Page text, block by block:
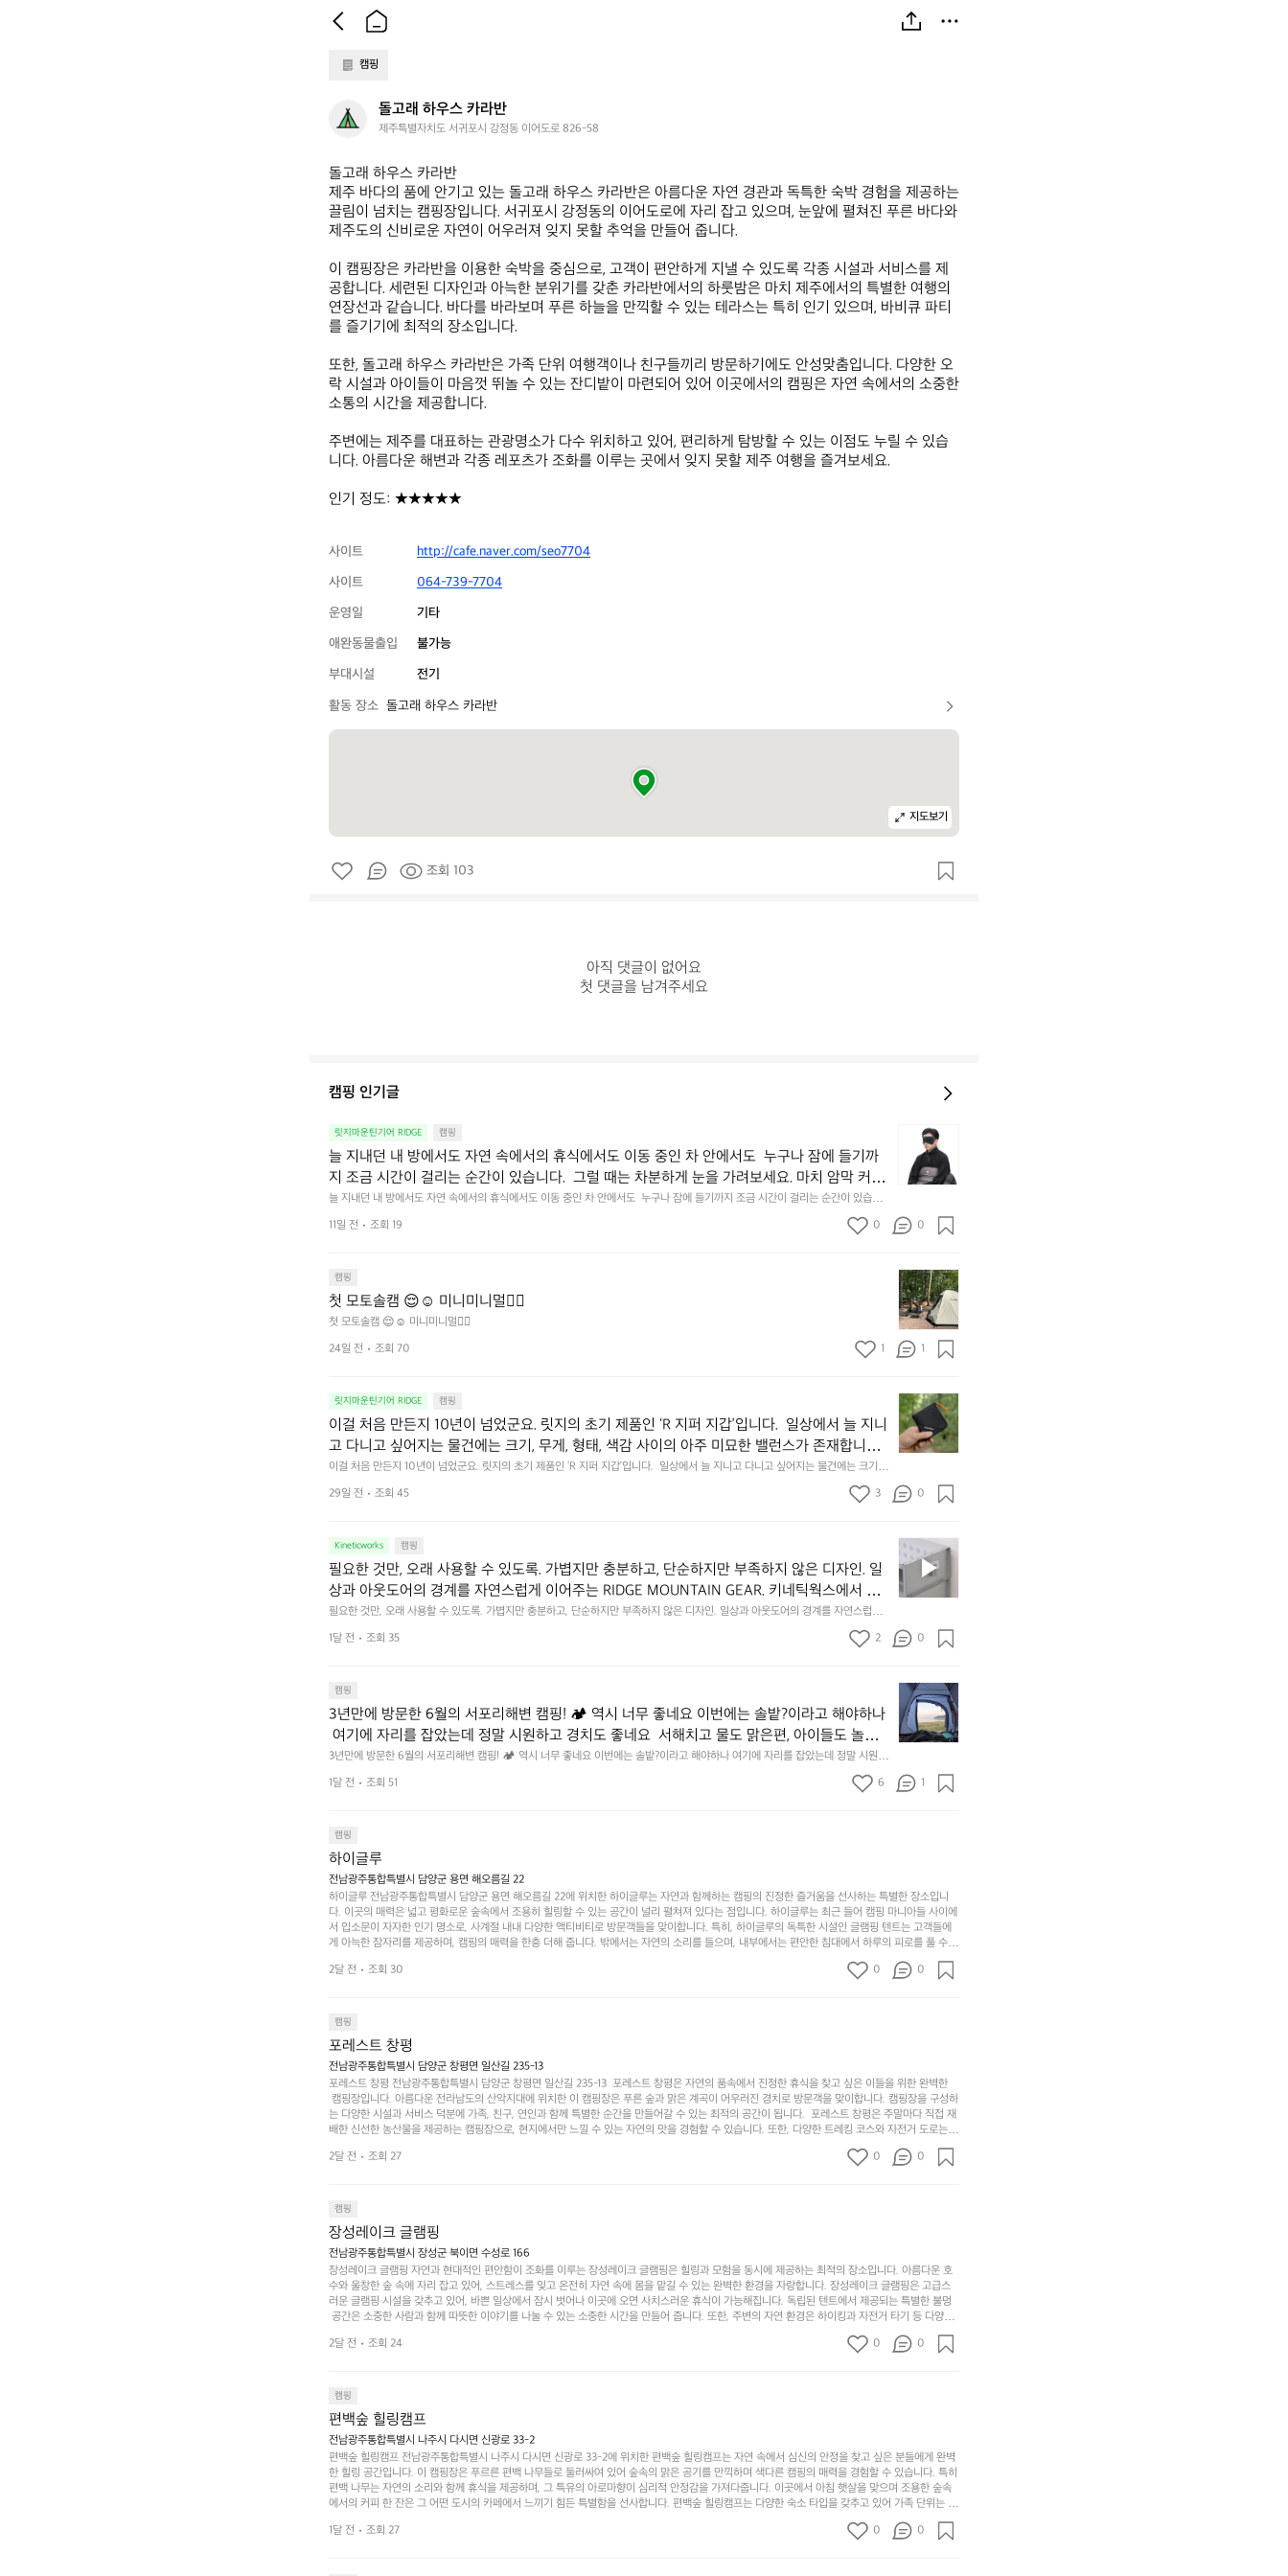
캠핑
고
하
우
스
카
라
돌고래 하우스 카라반
제주특별자치도 서귀포시 강정동 이어도로 826-58
돌고래 하우스 카라반
제주 바다의 품에 안기고 있는 돌고래 하우스 카라반은 아름다운 자연 경관과 독특한 숙박 경험을 제공하는
끌림이 넘치는 캠핑장입니다. 서귀포시 강정동의 이어도로에 자리 잡고 있으며, 눈앞에 펼쳐진 푸른 바다와
제주도의 신비로운 자연이 어우러져 잊지 못할 추억을 만들어 줍니다.
이 캠핑장은 카라반을 이용한 숙박을 중심으로, 고객이 편안하게 지낼 수 있도록 각종 시설과 서비스를 제
공합니다. 세련된 디자인과 아늑한 분위기를 갖춘 카라반에서의 하룻밤은 마치 제주에서의 특별한 여행의
연장선과 같습니다. 바다를 바라보며 푸른 하늘을 만끽할 수 있는 테라스는 특히 인기 있으며, 바비큐 파티
를 즐기기에 최적의 장소입니다.
또한, 돌고래 하우스 카라반은 가족 단위 여행객이나 친구들끼리 방문하기에도 안성맞춤입니다. 다양한 오
락 시설과 아이들이 마음껏 뛰놀 수 있는 잔디밭이 마련되어 있어 이곳에서의 캠핑은 자연 속에서의 소중한
소통의 시간을 제공합니다.
주변에는 제주를 대표하는 관광명소가 다수 위치하고 있어, 편리하게 탐방할 수 있는 이점도 누릴 수 있습
니다. 아름다운 해변과 각종 레포츠가 조화를 이루는 곳에서 잊지 못할 제주 여행을 즐겨보세요.
인기 정도: ★★★★★
사이트
http://cafe.naver.com/seo7704
사이트
064-739-7704
운영일
기타
애완동물출입
불가능
부대시설
전기
활동 장소 돌고래 하우스 카라반
지도보기
조회 103
아직 댓글이 없어요
첫 댓글을 남겨주세요
캠핑 인기글
릿지마운틴기어 RIDGE 캠핑
늘 지내던 내 방에서도 자연 속에서의 휴식에서도 이동 중인 차 안에서도  누구나 잠에 들기까
지 조금 시간이 걸리는 순간이 있습니다.  그럴 때는 차분하게 눈을 가려보세요. 마치 암막 커튼
을 조용히 내리듯이.  Polartec® Wind Pro™의 온기가 눈가를 포근히 감싸줍니다.  차가운 공기
를 차단하고, 얼굴에 밀착하여 빛을 막아줍니다.  이 슬립 웜을 쓰는 것만으로 그곳은 나만의 밤
늘 지내던 내 방에서도 자연 속에서의 휴식에서도 이동 중인 차 안에서도  누구나 잠에 들기까지 조금 시간이 걸리는 순간이 있습니
다.  그럴 때는 차분하게 눈을 가려보세요. 마치 암막 커튼을 조용히 내리듯이.  Polartec® Wind Pro™의 온기가 눈가를 포근히 감싸
줍니다.  차가운 공기를 차단하고, 얼굴에 밀착하여 빛을 막아줍니다.  이 슬립 웜을 쓰는 것만으로 그곳은 나만의 밤이 됩니다.  안녕
내
던
방
도
자
연
속
에
의
휴
식
에
도
이
중
인
차
안
서
도
구
나
잠
에
기
까
이
걸
리
는
순
다.
그
럴
때
는
차
을
가
려
보
세
요.
튼
을
조
용
히
11일 전 조회 19 0 0
캠핑
첫 모토솔캠 😌☺️ 미니미니멀👌🏼
첫 모토솔캠 😌☺️ 미니미니멀👌🏼
첫
모
토
솔
캠
☺️
미
니
미
멀
👌🏼
24일 전 조회 70 1 1
릿지마운틴기어 RIDGE 캠핑
이걸 처음 만든지 10년이 넘었군요. 릿지의 초기 제품인 ‘R 지퍼 지갑’입니다.  일상에서 늘 지니
고 다니고 싶어지는 물건에는 크기, 무게, 형태, 색감 사이의 아주 미묘한 밸런스가 존재합니다.
예를 들자면 일에 집중하느라 책상 위 가장자리에 대충 걸쳐 놓아도 시야에 걸리적거리지 않는
것. R 지퍼 지갑은 바로 그 위화감 없는 균형감에서 출발했습니다.  그중에서도 슬림함에 철저히
집착했습니다. 튼튼한 내구도와 넉넉한 수납력을 해치치 않는 선에서, 가장 가볍고 얇게 설계했
이걸 처음 만든지 10년이 넘었군요. 릿지의 초기 제품인 ‘R 지퍼 지갑’입니다.  일상에서 늘 지니고 다니고 싶어지는 물건에는 크기,
무게, 형태, 색감 사이의 아주 미묘한 밸런스가 존재합니다.  예를 들자면 일에 집중하느라 책상 위 가장자리에 대충 걸쳐 놓아도 시
야에 걸리적거리지 않는 것. R 지퍼 지갑은 바로 그 위화감 없는 균형감에서 출발했습니다.  그중에서도 슬림함에 철저히 집착했습니
이
걸
처
음
든
0
년
이
넘
군
지
의
초
기
품
갑’입
니
다.
일
상
에
고
다
니
고
싶
어
는
크
기,
무
게,
이
의
아
주
미
29일 전 조회 45 3 0
Kineticworks 캠핑
필요한 것만, 오래 사용할 수 있도록. 가볍지만 충분하고, 단순하지만 부족하지 않은 디자인. 일
상과 아웃도어의 경계를 자연스럽게 이어주는 RIDGE MOUNTAIN GEAR. 키네틱웍스에서 만
나보세요.
필요한 것만, 오래 사용할 수 있도록. 가볍지만 충분하고, 단순하지만 부족하지 않은 디자인. 일상과 아웃도어의 경계를 자연스럽게
필
요
한
것
오
용
할
수
있
록.
분
하
고,
단
순
하
하
지
않
은
디
자
웃
도
어
의
경
럽
게
이
어
주
1달 전 조회 35 2 0
캠핑
3년만에 방문한 6월의 서포리해변 캠핑! 🏕 역시 너무 좋네요 이번에는 솔밭?이라고 해야하나
여기에 자리를 잡았는데 정말 시원하고 경치도 좋네요  서해치고 물도 맑은편, 아이들도 놀기
좋고 1박 2일은 넘 짧게 느껴지네요  .1박 1동 1만원 (수금은 7시쯤, 동네에서 관리) .수금하면서
음식물.쓰레기봉투를 1개씩 나누어줌 .솔밭에 바로 화장실있음 .5분거리 cu .2분거리 음식점
항구에서부터 해변까지 버스도 다니네요 ㅎㅎㅎ 아이들 엄청 좋아하네요 점심쯤도착해서 철수
3년만에 방문한 6월의 서포리해변 캠핑! 🏕 역시 너무 좋네요 이번에는 솔밭?이라고 해야하나 여기에 자리를 잡았는데 정말 시원하
고 경치도 좋네요  서해치고 물도 맑은편, 아이들도 놀기 좋고 1박 2일은 넘 짧게 느껴지네요  .1박 1동 1만원 (수금은 7시쯤, 동네에서
관리) .수금하면서 음식물.쓰레기봉투를 1개씩 나누어줌 .솔밭에 바로 화장실있음 .5분거리 cu .2분거리 음식점  항구에서부터 해변
년
만
에
문
포
리
해
변
캠
핑!
무
좋
네
요
이
이
라
고
해
야
하
리
를
잡
았
는
1달 전 조회 51 6 1
캠핑
하이글루
전남광주통합특별시 담양군 용면 해오름길 22
하이글루 전남광주통합특별시 담양군 용면 해오름길 22에 위치한 하이글루는 자연과 함께하는 캠핑의 진정한 즐거움을 선사하는 특별한 장소입니
다. 이곳의 매력은 넓고 평화로운 숲속에서 조용히 힐링할 수 있는 공간이 널리 펼쳐져 있다는 점입니다. 하이글루는 최근 들어 캠핑 마니아들 사이에
서 입소문이 자자한 인기 명소로, 사계절 내내 다양한 액티비티로 방문객들을 맞이합니다. 특히, 하이글루의 독특한 시설인 글램핑 텐트는 고객들에
게 아늑한 잠자리를 제공하며, 캠핑의 매력을 한층 더해 줍니다. 밖에서는 자연의 소리를 들으며, 내부에서는 편안한 침대에서 하루의 피로를 풀 수
있는 완벽한 조화가 이루어집니다. 이곳의 장점은 또 다른 캠핑의 매력인 바베큐 파티를 즐길 수 있는 공간이 마련되어 있어 친구나 가족과 함께 좋
은 시간을 보낼 수 있다는 것입니다. 또한, 하이글루 인근에는 다양한 트레킹 코스와 자전거 도로가 있어 아웃도어 활동을 좋아하는 이들에게 더욱 참
나누는 이야기들은 여러분의 캠핑 여행을 더욱 특별하게 만들어 줄 것입니다.  인기 정도: ★★★★★
2달 전 조회 30 0 0
캠핑
포레스트 창평
전남광주통합특별시 담양군 창평면 일산길 235-13
포레스트 창평 전남광주통합특별시 담양군 창평면 일산길 235-13  포레스트 창평은 자연의 품속에서 진정한 휴식을 찾고 싶은 이들을 위한 완벽한
캠핑장입니다. 아름다운 전라남도의 산악지대에 위치한 이 캠핑장은 푸른 숲과 맑은 계곡이 어우러진 경치로 방문객을 맞이합니다. 캠핑장을 구성하
는 다양한 시설과 서비스 덕분에 가족, 친구, 연인과 함께 특별한 순간을 만들어갈 수 있는 최적의 공간이 됩니다.  포레스트 창평은 주말마다 직접 재
배한 신선한 농산물을 제공하는 캠핑장으로, 현지에서만 느낄 수 있는 자연의 맛을 경험할 수 있습니다. 또한, 다양한 트레킹 코스와 자전거 도로는
캠퍼들이 탐험과 모험의 짜릿함을 누릴 수 있도록 만들어졌습니다. 저녁에는 별빛 아래에서 바베큐 파티를 즐기거나, 잔잔한 계곡 소리를 들으며 깊
은 숙면을 취할 수 있는 기회를 제공합니다.  이곳은 자연과의 완벽한 조화를 이루며, 다채로운 야외 활동을 제공합니다. 특히 어린이들은 안전하게
순한 캠핑 그 이상을 제공하며, 자연을 사랑하는 모든 이들에게 꼭 한번 경험해봐야 할 장소로 자리잡았습니다.  인기 정도: ★★★★★
2달 전 조회 27 0 0
캠핑
장성레이크 글램핑
전남광주통합특별시 장성군 북이면 수성로 166
장성레이크 글램핑 자연과 현대적인 편안함이 조화를 이루는 장성레이크 글램핑은 힐링과 모험을 동시에 제공하는 최적의 장소입니다. 아름다운 호
수와 울창한 숲 속에 자리 잡고 있어, 스트레스를 잊고 온전히 자연 속에 몸을 맡길 수 있는 완벽한 환경을 자랑합니다. 장성레이크 글램핑은 고급스
러운 글램핑 시설을 갖추고 있어, 바쁜 일상에서 잠시 벗어나 이곳에 오면 사치스러운 휴식이 가능해집니다. 독립된 텐트에서 제공되는 특별한 불멍
공간은 소중한 사람과 함께 따뜻한 이야기를 나눌 수 있는 소중한 시간을 만들어 줍니다. 또한, 주변의 자연 환경은 하이킹과 자전거 타기 등 다양한
액티비티를 즐기기에 그야말로 완벽한 조건을 갖추고 있습니다. 이곳에서의 캠핑은 단순한 숙박이 아닌, 가족과 친구들과 함께 소중한 추억을 창출
하는 시간이 될 것입니다. 특히 식사를 좋아하는 분들에게는 매주 특별한 바비큐 파티와 지역에서 나는 신선한 재료로 만든 다양한 요리를 제공하여
사람들과 함께하세요. 당신의 대자연 속 힐링을 기다리는 장성레이크 글램핑은 언젠가 반드시 방문해봐야 할 명소로 자리매김하였습니다. 인기 정
도: ★★★★★
2달 전 조회 24 0 0
캠핑
편백숲 힐링캠프
전남광주통합특별시 나주시 다시면 신광로 33-2
편백숲 힐링캠프 전남광주통합특별시 나주시 다시면 신광로 33-2에 위치한 편백숲 힐링캠프는 자연 속에서 심신의 안정을 찾고 싶은 분들에게 완벽
한 힐링 공간입니다. 이 캠핑장은 푸르른 편백 나무들로 둘러싸여 있어 숲속의 맑은 공기를 만끽하며 색다른 캠핑의 매력을 경험할 수 있습니다. 특히
편백 나무는 자연의 소리와 함께 휴식을 제공하며, 그 특유의 아로마향이 심리적 안정감을 가져다줍니다. 이곳에서 아침 햇살을 맞으며 조용한 숲속
에서의 커피 한 잔은 그 어떤 도시의 카페에서 느끼기 힘든 특별함을 선사합니다. 편백숲 힐링캠프는 다양한 숙소 타입을 갖추고 있어 가족 단위는 물
론 친구나 연인과 함께 더욱 기억에 남는 특별한 시간을 보낼 수 있습니다. 주변에는 자전거 도로와 하이킹 트레일이 있어 액티비티를 즐길 수 있는
기회도 많은데, 자전거를 타거나 숲속을 거닐며 다양한 생태계를 체험해보는 것도 일상의 스트레스를 잊게 해줍니다. 또한, 캠프파이어를 즐기며 별
1달 전 조회 27 0 0